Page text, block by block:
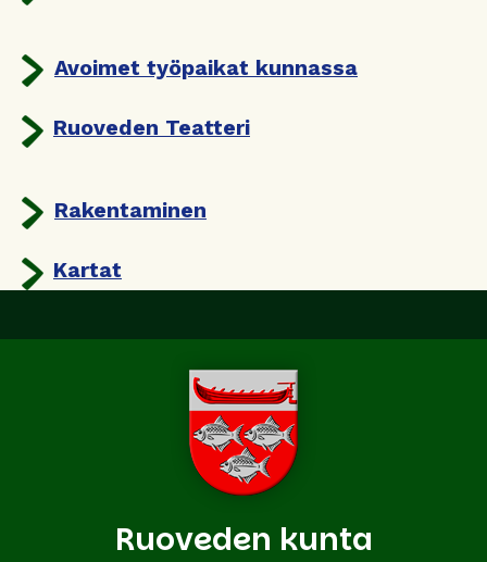
Avoimet työpaikat kunnassa
Ruoveden Teatteri
Rakentaminen
Kartat
Ruoveden kunta